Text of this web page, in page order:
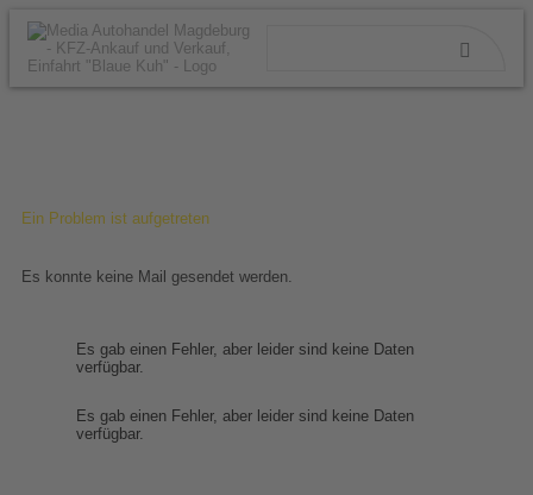
Ein Problem ist aufgetreten
Es konnte keine Mail gesendet werden.
Es gab einen Fehler, aber leider sind keine Daten
verfügbar.
Es gab einen Fehler, aber leider sind keine Daten
verfügbar.